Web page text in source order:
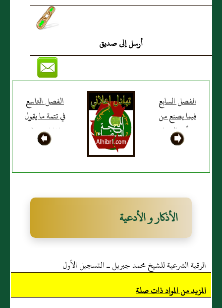
أرسل إلى صديق
الفصل السابع
فيما يصنع من
رأى الرؤيا
الفصل التاسع
في تتمة ما يقول
إذا استيقظ
الأذكار و الأدعية
الرقية الشرعية للشيخ محمد جبريل ـ التسجيل الأول
المزيد من المواد ذات صلة